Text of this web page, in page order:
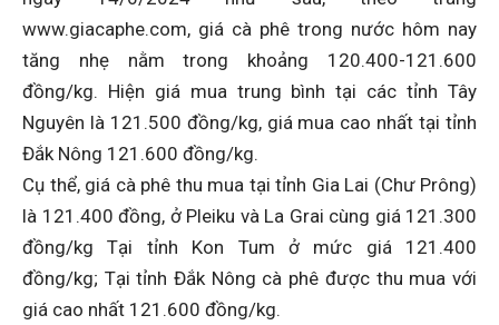
www.giacaphe.com, giá cà phê trong nước hôm nay
tăng nhẹ nằm trong khoảng 120.400-121.600
đồng/kg. Hiện giá mua trung bình tại các tỉnh Tây
Nguyên là 121.500 đồng/kg, giá mua cao nhất tại tỉnh
Đắk Nông 121.600 đồng/kg.
Cụ thể, giá cà phê thu mua tại tỉnh Gia Lai (Chư Prông)
là 121.400 đồng, ở Pleiku và La Grai cùng giá 121.300
đồng/kg Tại tỉnh Kon Tum ở mức giá 121.400
đồng/kg; Tại tỉnh Đắk Nông cà phê được thu mua với
giá cao nhất 121.600 đồng/kg.